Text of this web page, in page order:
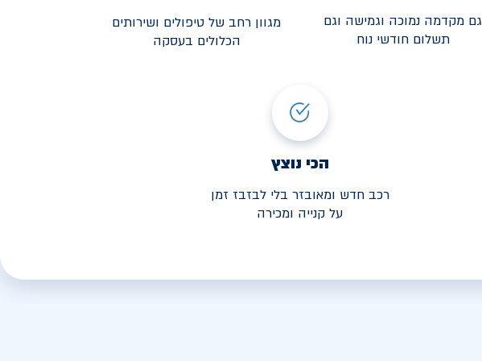
גם מקדמה נמוכה וגמישה וגם
תשלום חודשי נוח
מגוון רחב של טיפולים ושירותים
הכלולים בעסקה
הכי נוצץ
רכב חדש ומאובזר בלי לבזבז זמן
על קנייה ומכירה
מחיר חודשי החל מ- 3,190